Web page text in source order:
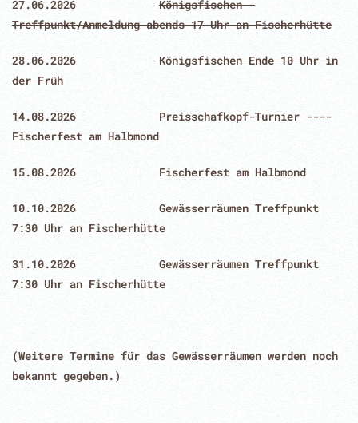
27.06.2026 Königsfischen -
Treffpunkt/Anmeldung abends 17 Uhr an Fischerhütte
28.06.2026 Königsfischen Ende 10 Uhr in
der Früh
14.08.2026 Preisschafkopf-Turnier ----
Fischerfest am Halbmond
15.08.2026 Fischerfest am Halbmond
10.10.2026 Gewässerräumen Treffpunkt
7:30 Uhr an Fischerhütte
31.10.2026 Gewässerräumen Treffpunkt
7:30 Uhr an Fischerhütte
(Weitere Termine für das Gewässerräumen werden noch
bekannt gegeben.)